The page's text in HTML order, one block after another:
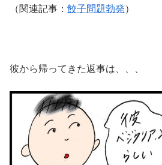
（関連記事： 餃子問題勃発）
彼から帰ってきた返事は、、、